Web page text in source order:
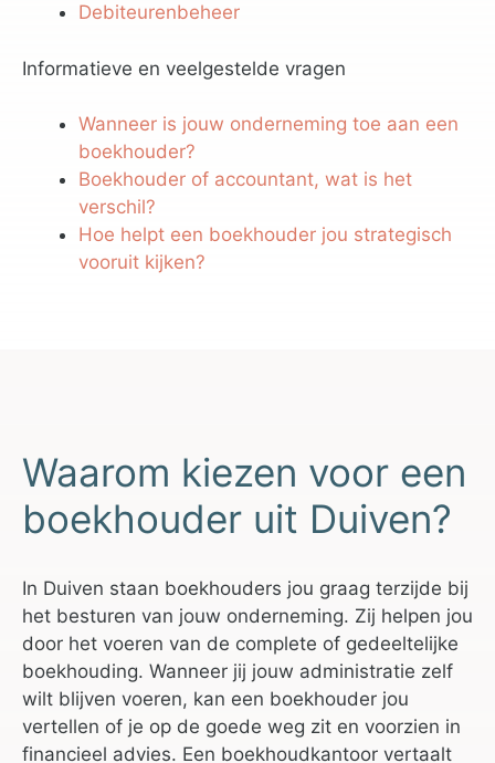
Debiteurenbeheer
Informatieve en veelgestelde vragen
Wanneer is jouw onderneming toe aan een
boekhouder?
Boekhouder of accountant, wat is het
verschil?
Hoe helpt een boekhouder jou strategisch
vooruit kijken?
Waarom kiezen voor een
boekhouder uit Duiven?
In Duiven staan boekhouders jou graag terzijde bij
het besturen van jouw onderneming. Zij helpen jou
door het voeren van de complete of gedeeltelijke
boekhouding. Wanneer jij jouw administratie zelf
wilt blijven voeren, kan een boekhouder jou
vertellen of je op de goede weg zit en voorzien in
financieel advies. Een boekhoudkantoor vertaalt